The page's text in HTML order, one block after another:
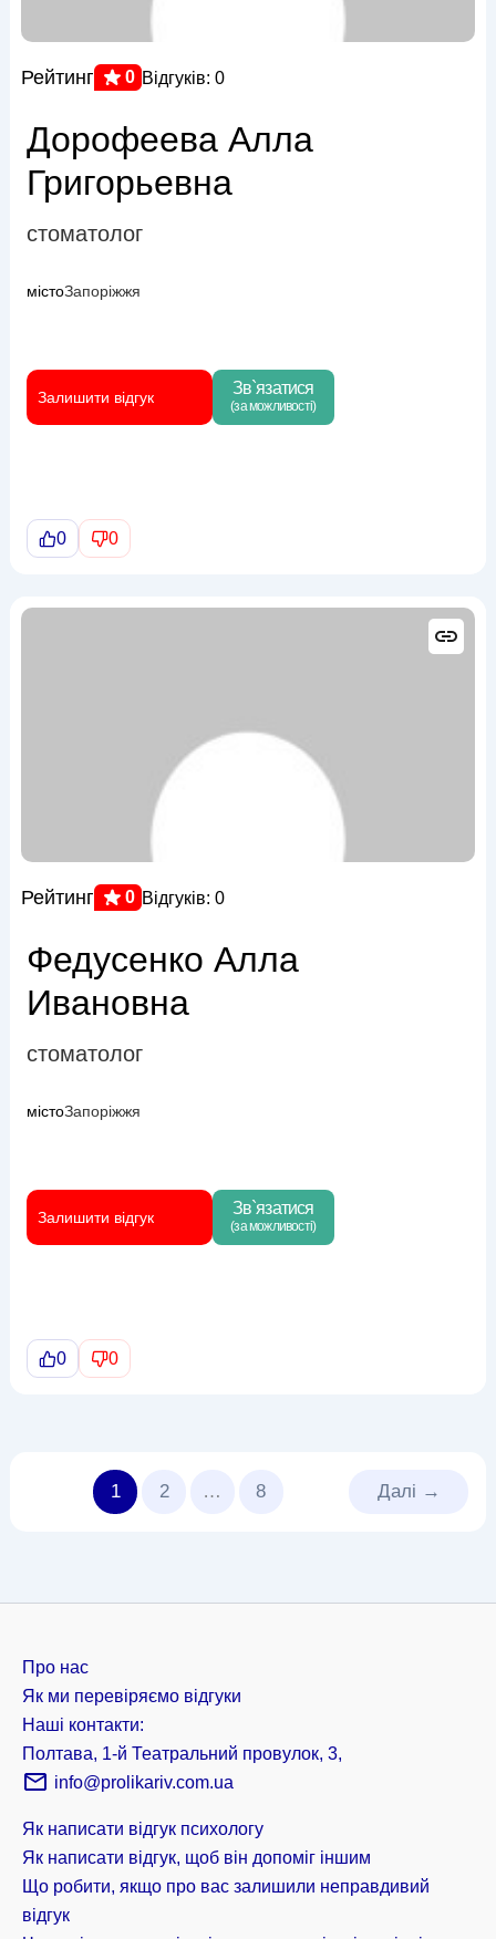
Рейтинг 0 Відгуків: 0
Дорофеева Алла
Григорьевна
стоматолог
містоЗапоріжжя
Залишити відгук Зв`язатися
(за можливості)
0 0
Рейтинг 0 Відгуків: 0
Федусенко Алла
Ивановна
стоматолог
містоЗапоріжжя
Залишити відгук Зв`язатися
(за можливості)
0 0
1 2 … 8 Далі →
Про нас
Як ми перевіряємо відгуки
Наші контакти:
Полтава, 1-й Театральний провулок, 3,
info@prolikariv.com.ua
Як написати відгук психологу
Як написати відгук, щоб він допоміг іншим
Що робити, якщо про вас залишили неправдивий
відгук